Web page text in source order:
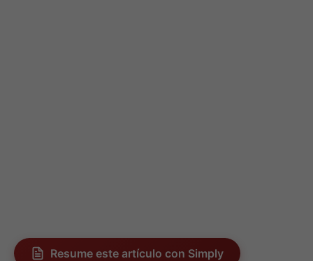
Resume este artículo con Simply